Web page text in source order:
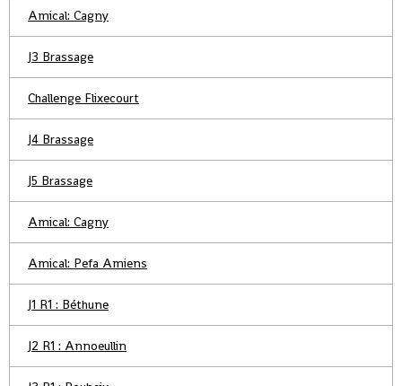
Amical: Cagny
J3 Brassage
Challenge Flixecourt
J4 Brassage
J5 Brassage
Amical: Cagny
Amical: Pefa Amiens
J1 R1 : Béthune
J2 R1 : Annoeullin